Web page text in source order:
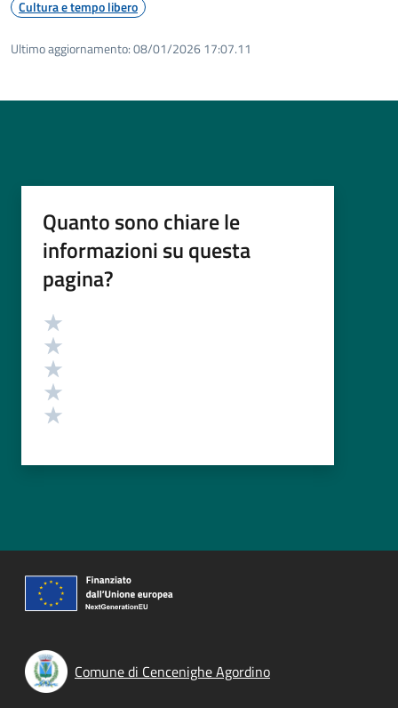
Cultura e tempo libero
Ultimo aggiornamento:08/01/2026 17:07.11
Quanto sono chiare le
informazioni su questa
pagina?
Valutazione
Comune di Cencenighe Agordino